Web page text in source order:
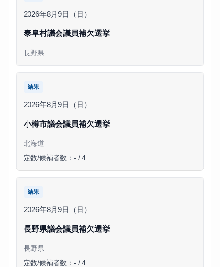
2026年8月9日（日）
泰阜村議会議員補欠選挙
長野県
結果
2026年8月9日（日）
小樽市議会議員補欠選挙
北海道
定数/候補者数：- / 4
結果
2026年8月9日（日）
長野県議会議員補欠選挙
長野県
定数/候補者数：- / 4